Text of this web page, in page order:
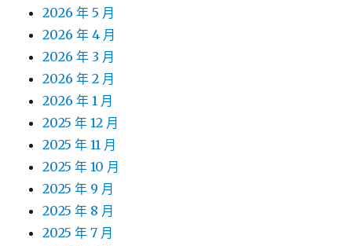
2026 年 5 月
2026 年 4 月
2026 年 3 月
2026 年 2 月
2026 年 1 月
2025 年 12 月
2025 年 11 月
2025 年 10 月
2025 年 9 月
2025 年 8 月
2025 年 7 月